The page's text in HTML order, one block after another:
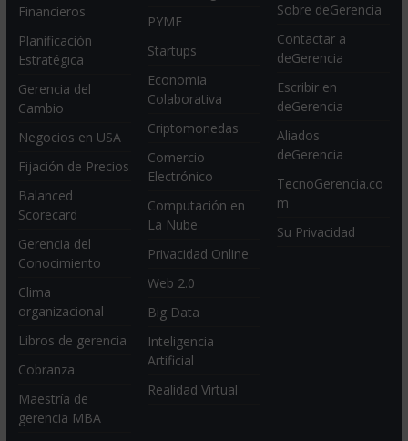
Financieros
Planificación
Estratégica
Gerencia del
Cambio
Negocios en USA
Fijación de Precios
Balanced
Scorecard
Gerencia del
Conocimiento
Clima
organizacional
Libros de gerencia
Cobranza
Maestría de
gerencia MBA
PYME
Startups
Economia
Colaborativa
Criptomonedas
Comercio
Electrónico
Computación en
La Nube
Privacidad Online
Web 2.0
Big Data
Inteligencia
Artificial
Realidad Virtual
Sobre deGerencia
Contactar a
deGerencia
Escribir en
deGerencia
Aliados
deGerencia
TecnoGerencia.co
m
Su Privacidad